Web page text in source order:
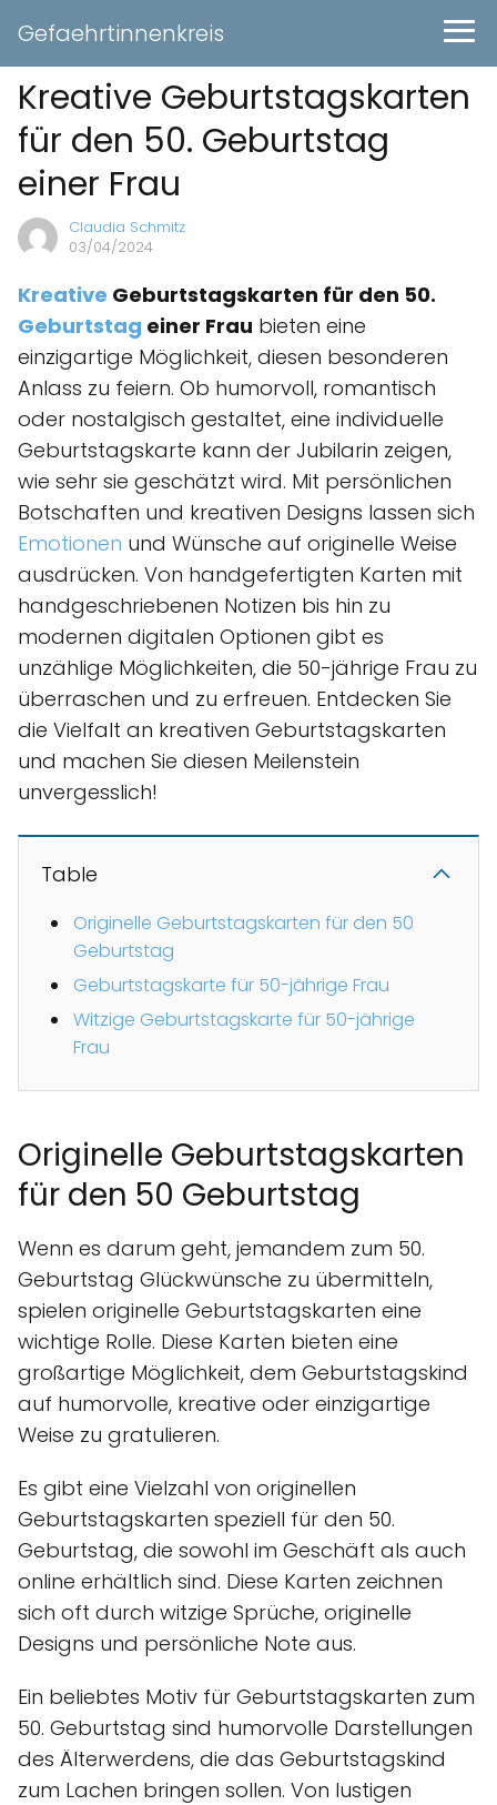
Gefaehrtinnenkreis
Kreative Geburtstagskarten
für den 50. Geburtstag
einer Frau
Claudia Schmitz
03/04/2024
Kreative Geburtstagskarten für den 50.
Geburtstag einer Frau bieten eine
einzigartige Möglichkeit, diesen besonderen
Anlass zu feiern. Ob humorvoll, romantisch
oder nostalgisch gestaltet, eine individuelle
Geburtstagskarte kann der Jubilarin zeigen,
wie sehr sie geschätzt wird. Mit persönlichen
Botschaften und kreativen Designs lassen sich
Emotionen und Wünsche auf originelle Weise
ausdrücken. Von handgefertigten Karten mit
handgeschriebenen Notizen bis hin zu
modernen digitalen Optionen gibt es
unzählige Möglichkeiten, die 50-jährige Frau zu
überraschen und zu erfreuen. Entdecken Sie
die Vielfalt an kreativen Geburtstagskarten
und machen Sie diesen Meilenstein
unvergesslich!
Table
Originelle Geburtstagskarten für den 50
Geburtstag
Geburtstagskarte für 50-jährige Frau
Witzige Geburtstagskarte für 50-jährige
Frau
Originelle Geburtstagskarten
für den 50 Geburtstag
Wenn es darum geht, jemandem zum 50.
Geburtstag Glückwünsche zu übermitteln,
spielen originelle Geburtstagskarten eine
wichtige Rolle. Diese Karten bieten eine
großartige Möglichkeit, dem Geburtstagskind
auf humorvolle, kreative oder einzigartige
Weise zu gratulieren.
Es gibt eine Vielzahl von originellen
Geburtstagskarten speziell für den 50.
Geburtstag, die sowohl im Geschäft als auch
online erhältlich sind. Diese Karten zeichnen
sich oft durch witzige Sprüche, originelle
Designs und persönliche Note aus.
Ein beliebtes Motiv für Geburtstagskarten zum
50. Geburtstag sind humorvolle Darstellungen
des Älterwerdens, die das Geburtstagskind
zum Lachen bringen sollen. Von lustigen